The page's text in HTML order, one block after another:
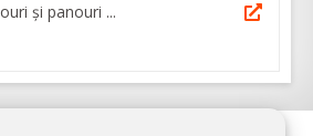
și panouri ...